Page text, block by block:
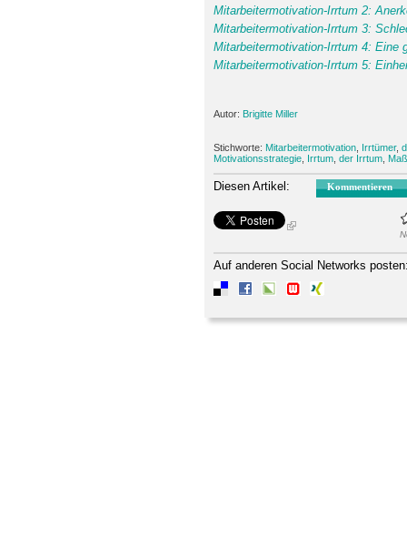
Mitarbeitermotivation-Irrtum 2:
Mitarbeitermotivation-Irrtum 3:
Mitarbeitermotivation-Irrtum 4: Eine
Mitarbeitermotivation-Irrtum 5:
Autor: Brigitte Miller
Stichworte: Mitarbeitermotivation Irrtümer,
Motivationsstrategie Irrtum der Irrtum
Diesen Artikel: Kommentieren
Auf anderen Social Networks